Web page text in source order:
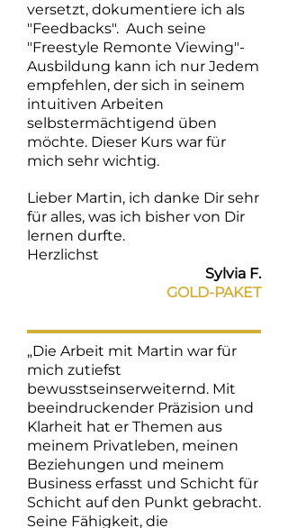
versetzt, dokumentiere ich als
"Feedbacks". Auch seine
"Freestyle Remonte Viewing"-
Ausbildung kann ich nur Jedem
empfehlen, der sich in seinem
intuitiven Arbeiten
selbstermächtigend üben
möchte. Dieser Kurs war für
mich sehr wichtig.
Lieber Martin, ich danke Dir sehr
für alles, was ich bisher von Dir
lernen durfte.
Herzlichst
Sylvia F.
GOLD-PAKET
„Die Arbeit mit Martin war für
mich zutiefst
bewusstseinserweiternd. Mit
beeindruckender Präzision und
Klarheit hat er Themen aus
meinem Privatleben, meinen
Beziehungen und meinem
Business erfasst und Schicht für
Schicht auf den Punkt gebracht.
Seine Fähigkeit, die